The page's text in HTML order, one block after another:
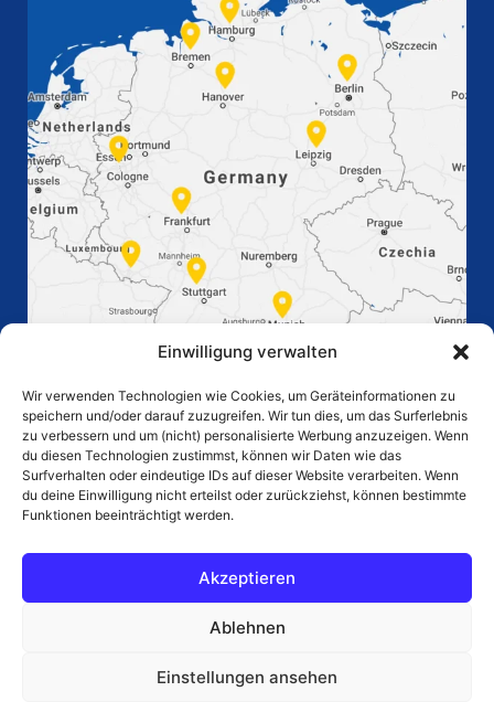
Einwilligung verwalten
Wir verwenden Technologien wie Cookies, um Geräteinformationen zu
speichern und/oder darauf zuzugreifen. Wir tun dies, um das Surferlebnis
zu verbessern und um (nicht) personalisierte Werbung anzuzeigen. Wenn
du diesen Technologien zustimmst, können wir Daten wie das
Surfverhalten oder eindeutige IDs auf dieser Website verarbeiten. Wenn
du deine Einwilligung nicht erteilst oder zurückziehst, können bestimmte
Funktionen beeinträchtigt werden.
Akzeptieren
Ablehnen
Einstellungen ansehen
STARTSEITE
KARRIERE